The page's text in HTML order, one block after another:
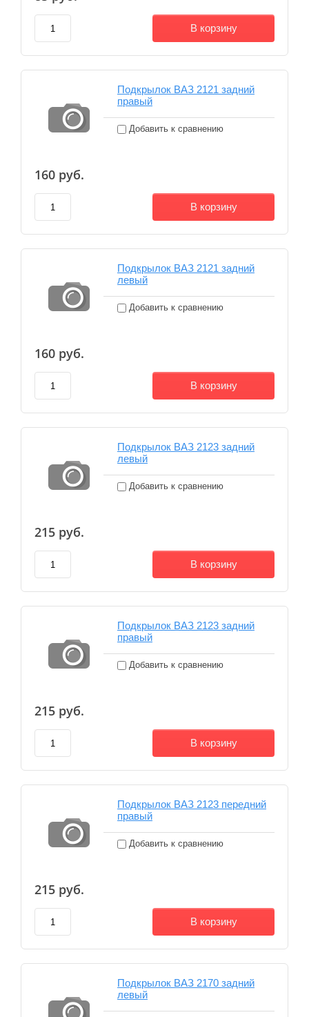
В корзину
Подкрылок ВАЗ 2121 задний
правый
Добавить к сравнению
160 руб.
В корзину
Подкрылок ВАЗ 2121 задний
левый
Добавить к сравнению
160 руб.
В корзину
Подкрылок ВАЗ 2123 задний
левый
Добавить к сравнению
215 руб.
В корзину
Подкрылок ВАЗ 2123 задний
правый
Добавить к сравнению
215 руб.
В корзину
Подкрылок ВАЗ 2123 передний
правый
Добавить к сравнению
215 руб.
В корзину
Подкрылок ВАЗ 2170 задний
левый